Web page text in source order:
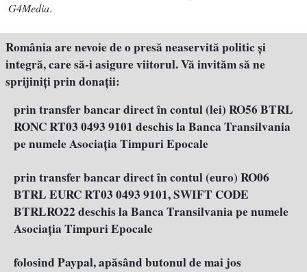
G4Media.
România are nevoie de o presă neaservită politic şi
integră, care să-i asigure viitorul. Vă invităm să ne
sprijiniţi prin donaţii:
prin transfer bancar direct în contul (lei) RO56 BTRL
RONC RT03 0493 9101 deschis la Banca Transilvania
pe numele Asociația Timpuri Epocale
prin transfer bancar direct în contul (euro) RO06
BTRL EURC RT03 0493 9101, SWIFT CODE
BTRLRO22 deschis la Banca Transilvania pe numele
Asociația Timpuri Epocale
folosind Paypal, apăsând butonul de mai jos